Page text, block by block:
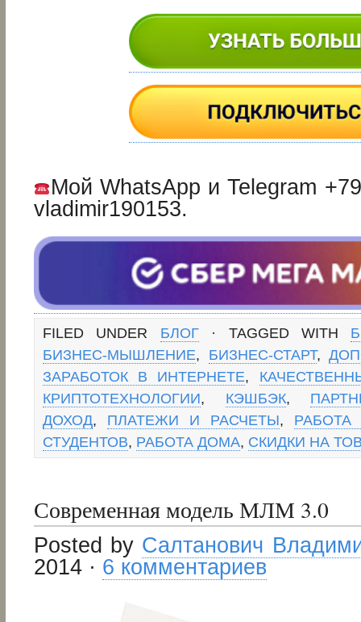
Мой WhatsApp и Telegram
vladimir190153.
FILED UNDER БЛОГ· TAGGED WITH
БИЗНЕС-МЫШЛЕНИЕ, БИЗНЕС-СТАРТ,
ЗАРАБОТОК В ИНТЕРНЕТЕ,
КРИПТОТЕХНОЛОГИИ, КЭШБЭК,
ДОХОД, ПЛАТЕЖИ И РАСЧЕТЫ,
СТУДЕНТОВ, РАБОТА ДОМА, СКИДКИ НА
Современная модель МЛМ 3.0
Posted by Салтанович
2014 · 6 комментариев